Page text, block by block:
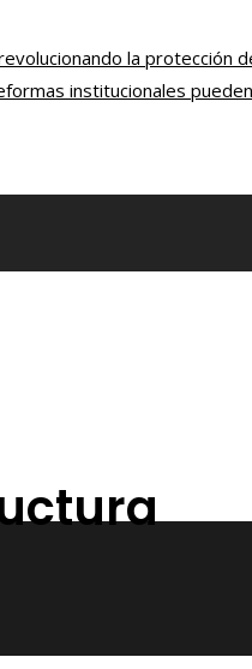
la protección
institucionales